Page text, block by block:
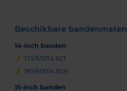
Beschikbare bandenmaten
14-inch banden
175/65R14 82T
185/60R14 82H
15-inch banden